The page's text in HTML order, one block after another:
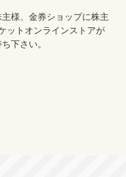
様、金券ショップに株主
ットオンラインストアが
下さい。